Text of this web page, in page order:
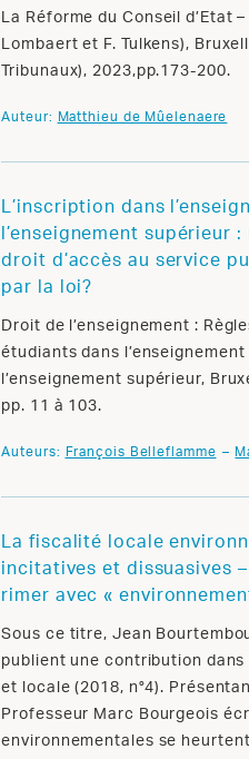
La Réforme du Conseil d’Etat
Lombaert et F. Tulkens),
Tribunaux), 2023,pp.173-200.
Auteur:Matthieu de Mûelenaere
L’inscription dans
l’enseignement supérieur
droit d’accès au service
par la loi?
Droit de l’enseignement :
étudiants dans
l’enseignement supérieur,
pp. 11 à 103.
Auteurs:François Belleflamme
La fiscalité locale
incitatives et dissuasives
rimer avec «
Sous ce titre, Jean
publient une contribution
et locale (2018, n°4).
Professeur Marc Bourgeois
environnementales se